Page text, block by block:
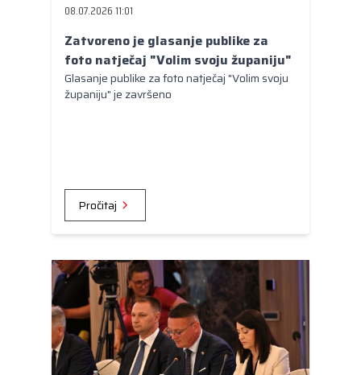
08.07.2026 11:01
Zatvoreno je glasanje publike za
foto natječaj "Volim svoju županiju"
Glasanje publike za foto natječaj "Volim svoju
županiju" je završeno
Pročitaj